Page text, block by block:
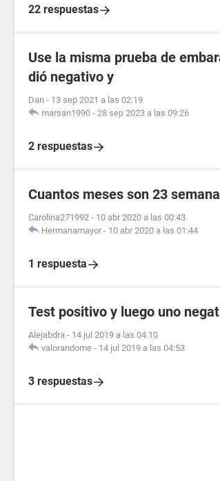
22 respuestas
Use la misma prueba de
dió negativo y
Dan - 13 sep 2021 a las 02:19
marsan1990 - 28 sep 2023 a las 09:26
2 respuestas
Cuantos meses son 23
Carolina271992 - 10 abr 2020 a las 00:43
Hermanamayor - 10 abr 2020 a las 01:44
1 respuesta
Test positivo y luego uno
Alejabdra - 14 jul 2019 a las 04:10
valorandome - 14 jul 2019 a las 04:53
3 respuestas